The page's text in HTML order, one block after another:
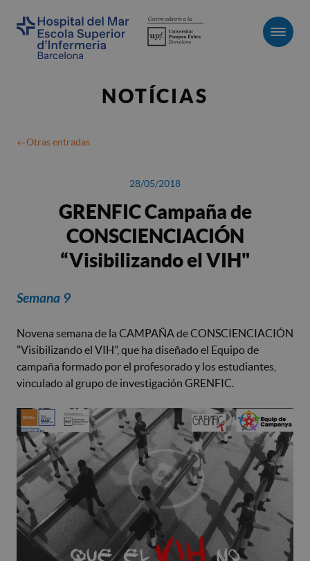
NOTÍCIAS
Otras entradas
28/05/2018
GRENFIC Campaña de
CONSCIENCIACIÓN
“Visibilizando el VIH"
Semana 9
Novena semana de la CAMPAÑA de CONSCIENCIACIÓN
"Visibilizando el VIH", que ha diseñado el Equipo de
campaña formado por el profesorado y los estudiantes,
vinculado al grupo de investigación GRENFIC.